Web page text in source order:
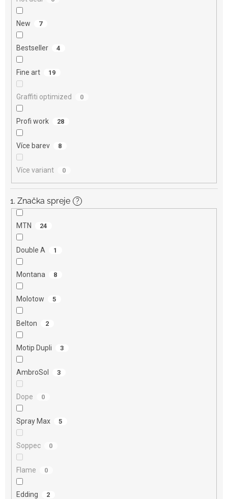
New 7
Bestseller 4
Fine art 19
Graffiti optimized 0
Profi work 28
Více barev 8
Více variant 0
1. Značka spreje ?
MTN 24
Double A 1
Montana 8
Molotow 5
Belton 2
Motip Dupli 3
AmbroSol 3
Dope 0
Spray Max 5
Soppec 0
Flame 0
Edding 2